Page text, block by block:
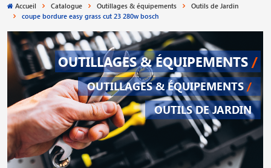
Accueil Catalogue Outillages & équipements
Outils de Jardin
coupe bordure easy grass cut 23 280w bosch
OUTILLAGES & ÉQUIPEMENTS /
OUTILLAGES & ÉQUIPEMENTS /
OUTILS DE JARDIN